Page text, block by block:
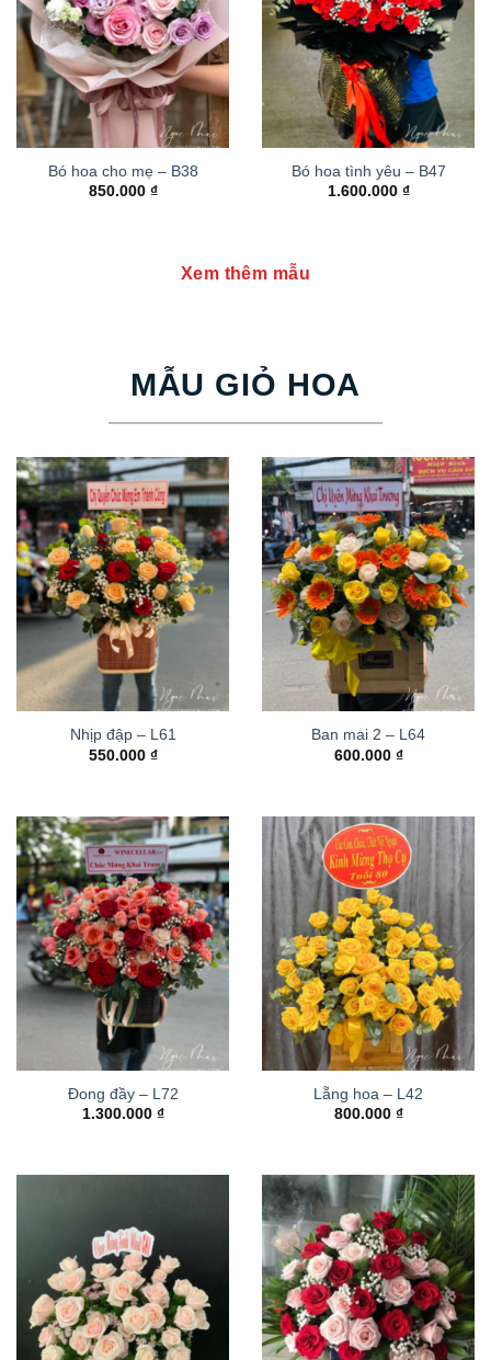
Bó hoa cho mẹ – B38
850.000 ₫
Bó hoa tình yêu – B47
1.600.000 ₫
Xem thêm mẫu
MẪU GIỎ HOA
Nhịp đập – L61
550.000 ₫
Ban mai 2 – L64
600.000 ₫
Đong đầy – L72
1.300.000 ₫
Lẵng hoa – L42
800.000 ₫